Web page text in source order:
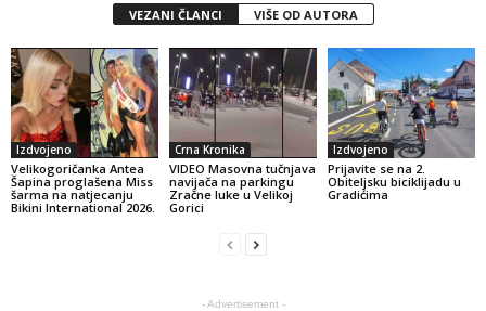
VEZANI ČLANCI VIŠE OD AUTORA
Izdvojeno
Velikogoričanka Antea
Šapina proglašena Miss
šarma na natjecanju
Bikini International 2026.
Crna Kronika
VIDEO Masovna tučnjava
navijača na parkingu
Zračne luke u Velikoj
Gorici
Izdvojeno
Prijavite se na 2.
Obiteljsku biciklijadu u
Gradićima
- Advertisement -